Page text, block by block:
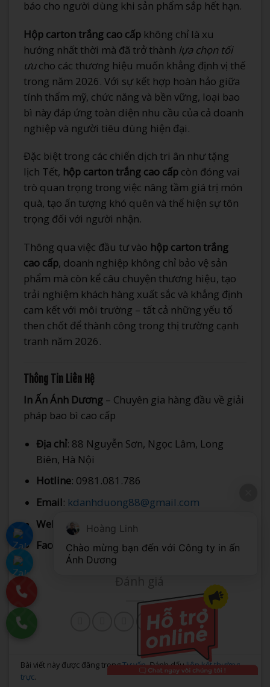
báo cho người dùng khi sản phẩm sắp hết hạn.
Hộp carton trắng cao cấp không chỉ là xu
hướng nhất thời mà đã trở thành lựa chọn tối
ưucho các thương hiệu muốn khẳng định vị thế
trong năm 2026. Với sự kết hợp hoàn hảo giữa
tính thẩm mỹ, chức năng và bền vững, loại bao
bì này đáp ứng toàn diện nhu cầu của cả doanh
nghiệp và người tiêu dùng hiện đại.
Đặc biệt trong các chiến dịch tri ân như tặng
lịch Tết, hộp carton trắng cao cấp còn đóng vai
trò quan trọng trong việc nâng tầm giá trị món
quà, tạo ấn tượng khó quên và thể hiện sự tôn
trọng đối với người nhận.
Thông qua việc đầu tư vào hộp carton trắng
cao cấp, doanh nghiệp không chỉ bảo vệ sản
phẩm mà còn kể câu chuyện thương hiệu, tạo
trải nghiệm khách hàng xuất sắc và khẳng định
cam kết với môi trường – tất cả những yếu tố
then chốt để thành công trong thị trường cạnh
tranh năm 2026.
Thông Tin Liên Hệ
In Ấn Ánh Dương – Chuyên gia hàng đầu về giải
pháp bao bì cao cấp
Địa chỉ: 88 Nguyễn Sơn, Ngọc Lâm, Long
Biên, Hà Nội
Hotline: 0981.081.786
Email: kdanhduong88@gmail.com
Website
https://indepanhduong.com/
Facebook: Công Ty In Ấn Ánh Dương
Đánh giá
Bài viết này được đăng trongTư vấn. Đánh dấuliên kết thường
trực.
Hoàng Linh
Chào mừng bạn đến với Công ty in ấn
Ánh Dương